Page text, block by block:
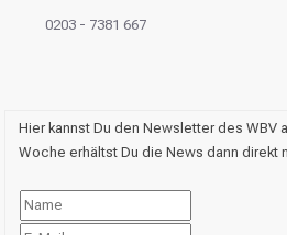
0203 - 7381 667
Hier kannst Du den Newsletter des WBV
Woche erhältst Du die News dann direkt